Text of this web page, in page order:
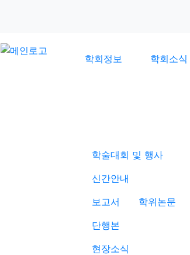
학회정보 학회소식
학술대회 및 행사
신간안내
보고서
학위논문
단행본
현장소식